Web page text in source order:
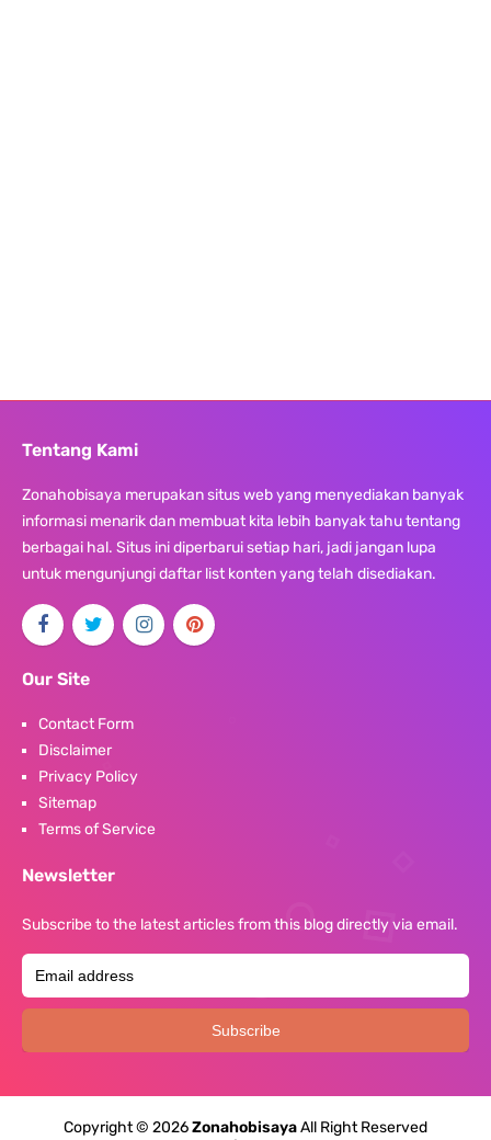
Tentang Kami
Zonahobisaya merupakan situs web yang menyediakan banyak
informasi menarik dan membuat kita lebih banyak tahu tentang
berbagai hal. Situs ini diperbarui setiap hari, jadi jangan lupa
untuk mengunjungi daftar list konten yang telah disediakan.
Our Site
Contact Form
Disclaimer
Privacy Policy
Sitemap
Terms of Service
Newsletter
Subscribe to the latest articles from this blog directly via email.
Copyright © 2026ZonahobisayaAll Right Reserved